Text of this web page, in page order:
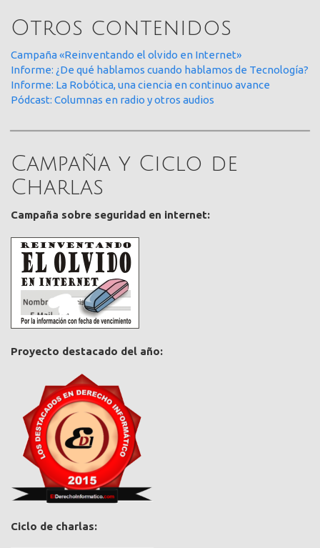
Otros contenidos
Campaña «Reinventando el olvido en Internet»
Informe: ¿De qué hablamos cuando hablamos de Tecnología?
Informe: La Robótica, una ciencia en continuo avance
Pódcast: Columnas en radio y otros audios
Campaña y Ciclo de
Charlas
Campaña sobre seguridad en internet:
Proyecto destacado del año:
Ciclo de charlas: